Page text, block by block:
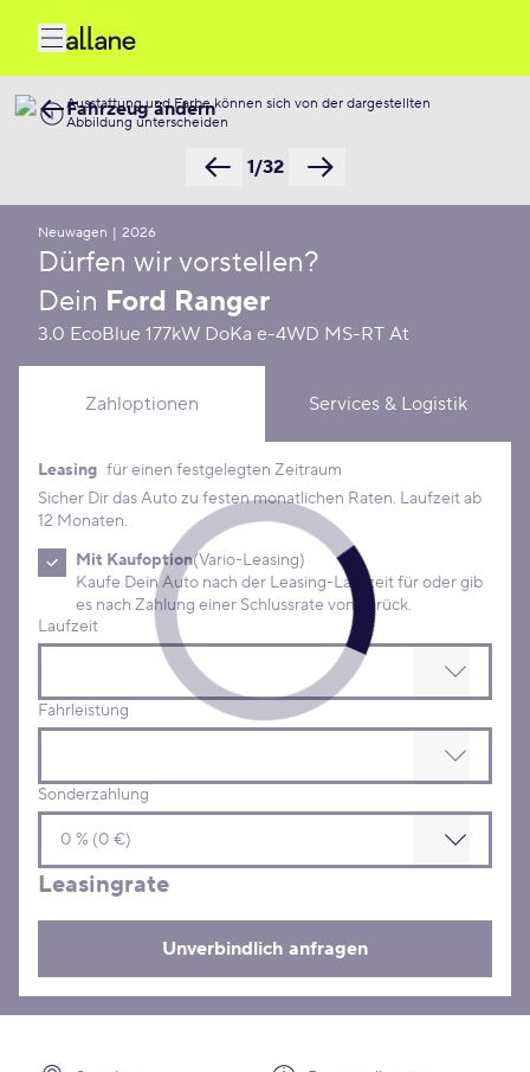
Ausstattung und Farbe können sich von der dargestellten
Abbildung unterscheiden
1/32
Fahrzeug ändern
Neuwagen | 2026
Dürfen wir vorstellen?
Dein Ford Ranger
3.0 EcoBlue 177kW DoKa e-4WD MS-RT At
Zahloptionen Services & Logistik
Leasing Konditionen
Leasing für einen festgelegten Zeitraum
Sicher Dir das Auto zu festen monatlichen Raten. Laufzeit ab
12 Monaten.
Mit Kaufoption(Vario-Leasing)
Kaufe Dein Auto nach der Leasing-Laufzeit für oder gib
es nach Zahlung einer Schlussrate von zurück.
Laufzeit
Fahrleistung
Sonderzahlung
Leasingrate
Unverbindlich anfragen